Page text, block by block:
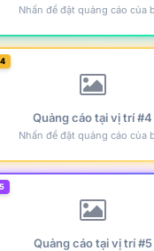
Nhấn để đặt quảng cáo của
Quảng cáo tại vị trí #4
Nhấn để đặt quảng cáo của
Quảng cáo tại vị trí #5